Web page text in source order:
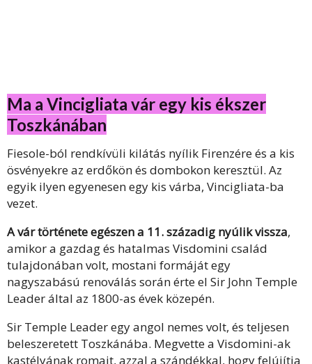
Ma a Vincigliata vár egy kis ékszer
Toszkánában
Fiesole-ból rendkívüli kilátás nyílik Firenzére és a kis
ösvényekre az erdőkön és dombokon keresztül. Az
egyik ilyen egyenesen egy kis várba, Vincigliata-ba
vezet.
A vár története egészen a 11. századig nyúlik vissza,
amikor a gazdag és hatalmas Visdomini család
tulajdonában volt, mostani formáját egy
nagyszabású renoválás során érte el Sir John Temple
Leader által az 1800-as évek közepén.
Sir Temple Leader egy angol nemes volt, és teljesen
beleszeretett Toszkánába. Megvette a Visdomini-ak
kastélyának romait, azzal a szándékkal, hogy felújítja